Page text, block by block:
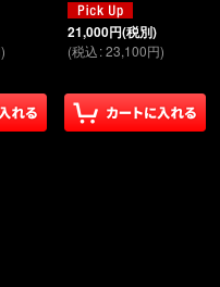
)
21,000円(税別)
(税込:23,100円)